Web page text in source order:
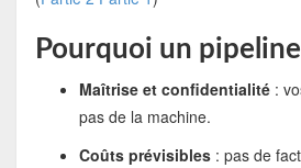
Pourquoi un
Maîtrise et confidentialité:
pas de la machine.
Coûts prévisibles: pas de